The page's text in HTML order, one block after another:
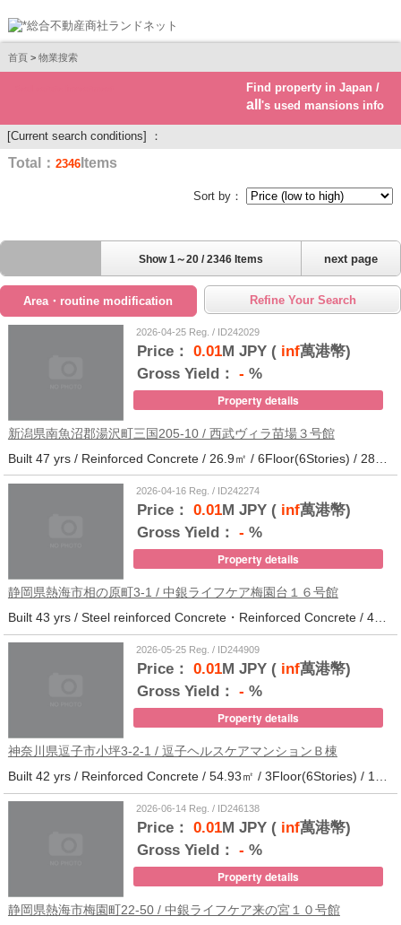
首頁 > 物業搜索
Find property in Japan /
all 's used mansions info
[Current search conditions] ：
Total： 2346Items
Sort by：
next page
Show 1～20 / 2346 Items
Area・routine modification Refine Your Search
2026-04-25 Reg. / ID242029
Price： 0.01M JPY (inf萬港幣)
Gross Yield： - %
Property details
新潟県南魚沼郡湯沢町三国205-10 / 西武ヴィラ苗場３号館
2026-04-16 Reg. / ID242274
Price： 0.01M JPY (inf萬港幣)
Gross Yield： - %
Property details
静岡県熱海市相の原町3-1 / 中銀ライフケア梅園台１６号館
Built 43 yrs / Steel reinforced Concrete・Reinforced Concrete / 44.37㎡ / 5Floor(14Stories) / 294Units / Distance from the station.25
2026-05-25 Reg. / ID244909
Price： 0.01M JPY (inf萬港幣)
Gross Yield： - %
Property details
神奈川県逗子市小坪3-2-1 / 逗子ヘルスケアマンションＢ棟
2026-06-14 Reg. / ID246138
Price： 0.01M JPY (inf萬港幣)
Gross Yield： - %
Property details
静岡県熱海市梅園町22-50 / 中銀ライフケア来の宮１０号館